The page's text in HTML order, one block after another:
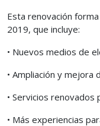
Esta renovación
2019, que incluye:
• Nuevos medios de
• Ampliación y mejora
• Servicios renovados
• Más experiencias